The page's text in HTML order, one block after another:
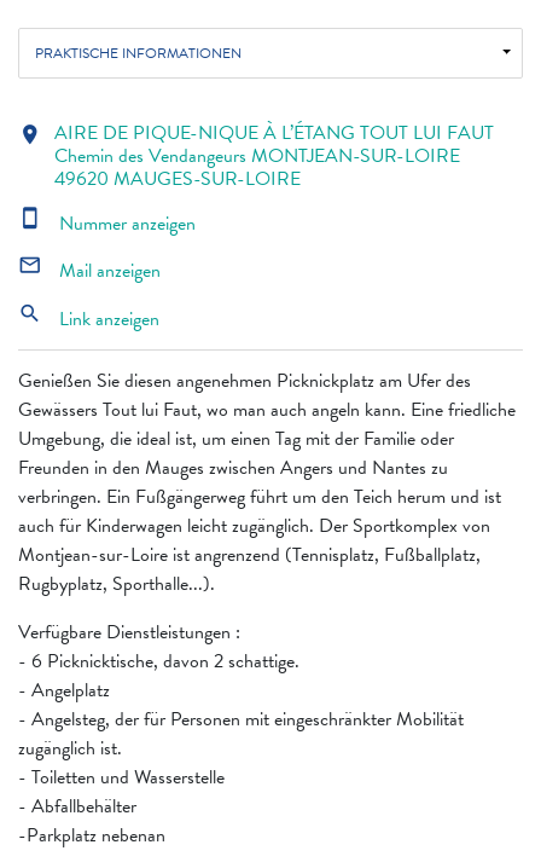
PRAKTISCHE INFORMATIONEN
Genießen Sie diesen angenehmen Picknickplatz am Ufer des
Gewässers Tout lui Faut, wo man auch angeln kann. Eine friedliche
Umgebung, die ideal ist, um einen Tag mit der Familie oder
Freunden in den Mauges zwischen Angers und Nantes zu
verbringen. Ein Fußgängerweg führt um den Teich herum und ist
auch für Kinderwagen leicht zugänglich. Der Sportkomplex von
Montjean-sur-Loire ist angrenzend (Tennisplatz, Fußballplatz,
Rugbyplatz, Sporthalle...).
Verfügbare Dienstleistungen :
- 6 Picknicktische, davon 2 schattige.
- Angelplatz
- Angelsteg, der für Personen mit eingeschränkter Mobilität
zugänglich ist.
- Toiletten und Wasserstelle
- Abfallbehälter
-Parkplatz nebenan
location_on AIRE DE PIQUE-NIQUE À L’ÉTANG TOUT LUI FAUT
Chemin des Vendangeurs MONTJEAN-SUR-LOIRE
49620 MAUGES-SUR-LOIRE
smartphone Nummer anzeigen
mail_outline Mail anzeigen
search Link anzeigen